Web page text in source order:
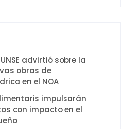
advirtió sobre la
obras de
en el NOA
impulsarán
con impacto en el